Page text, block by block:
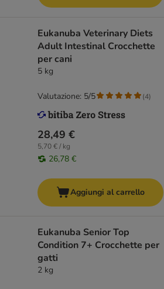
Eukanuba Veterinary Diets
Adult Intestinal Crocchette
per cani
5 kg
28,49 €
5,70 € / kg
26,78 €
Valutazione: 5/5 (4)
Aggiungi al carrello
Eukanuba Senior Top
Condition 7+ Crocchette per
gatti
2 kg